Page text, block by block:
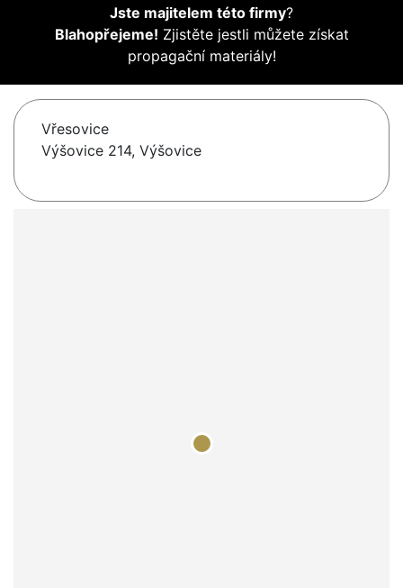
Jste majitelem této firmy?
Blahopřejeme! Zjistěte jestli můžete získat
propagační materiály!
Vřesovice
Výšovice 214, Výšovice